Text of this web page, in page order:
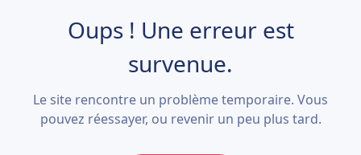
Oups ! Une erreur est
survenue.
Le site rencontre un problème temporaire. Vous
pouvez réessayer, ou revenir un peu plus tard.